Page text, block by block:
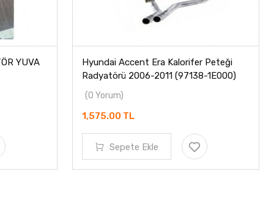
YUVA
Hyundai Accent Era Kalorifer Peteği
Radyatörü 2006-2011 (97138-1E000)
(0 Yorum)
1,575.00 TL
Sepete Ekle